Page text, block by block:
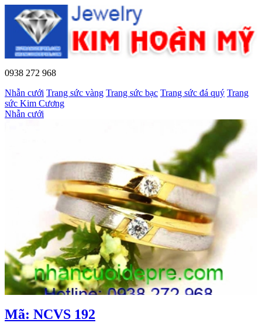
0938 272 968
Nhẫn cưới Trang sức vàng Trang sức bạc Trang sức đá quý Trang
sức Kim Cương
Nhẫn cưới
Mã: NCVS 192